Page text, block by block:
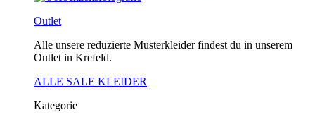
Outlet
Alle unsere reduzierte Musterkleider findest du in unserem
Outlet in Krefeld.
ALLE SALE KLEIDER
Kategorie